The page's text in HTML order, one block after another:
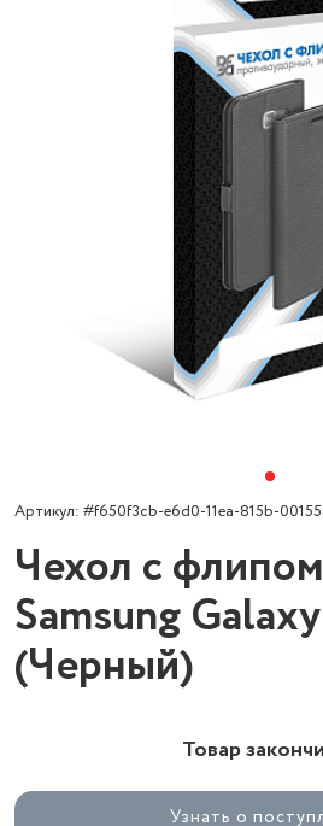
Артикул: #f650f3cb-e6d0-11ea-815b-
Чехол с
Samsung
(Черный)
Товар
Узнать о